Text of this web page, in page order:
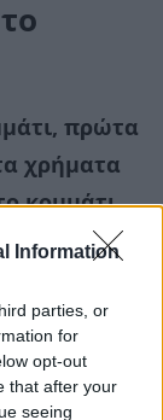
Information
parties, or
for
opt-out
that after your
seeing
πρώτα
χρήματα
κομμάτι,
θα είναι
μια